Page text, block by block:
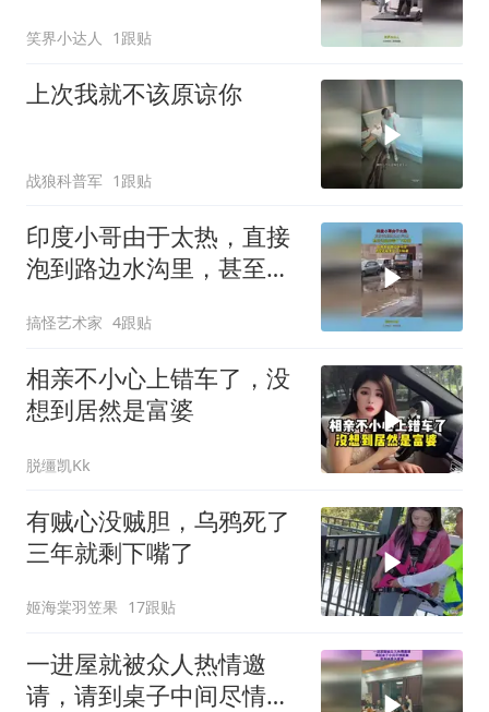
了
笑界小达人 1跟贴
上次我就不该原谅你
战狼科普军 1跟贴
印度小哥由于太热，直接
泡到路边水沟里，甚至还
搞怪艺术家 4跟贴
相亲不小心上错车了，没
想到居然是富婆
脱缰凯Kk
有贼心没贼胆，乌鸦死了
三年就剩下嘴了
姬海棠羽笠果 17跟贴
一进屋就被众人热情邀
请，请到桌子中间尽情跳